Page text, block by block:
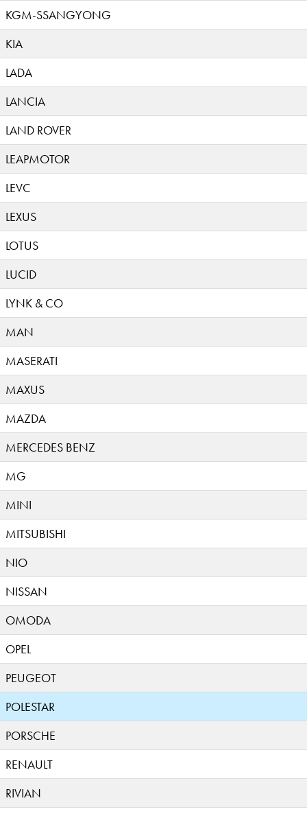
KGM-SSANGYONG
KIA
LADA
LANCIA
LAND ROVER
LEAPMOTOR
LEVC
LEXUS
LOTUS
LUCID
LYNK & CO
MAN
MASERATI
MAXUS
MAZDA
MERCEDES BENZ
MG
MINI
MITSUBISHI
NIO
NISSAN
OMODA
OPEL
PEUGEOT
POLESTAR
PORSCHE
RENAULT
RIVIAN